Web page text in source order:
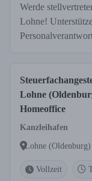
Werde
Lohne!
Lohne
Homeoffice
Kanzleihafen
Lohne (Oldenburg)
Vollzeit